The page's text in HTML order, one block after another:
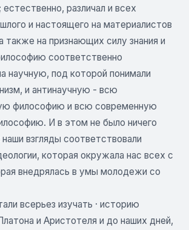
различал и всех
и настоящего на материалистов
также на признающих силу знания и
соответственно
научную, под которой понимали
и антинаучную - всю
философию и всю современную
И в этом не было ничего
наши взгляды соответствовали
которая окружала нас всех с
внедрялась в умы молодежи со
всерьез изучать · историю
и Аристотеля и до наших дней,